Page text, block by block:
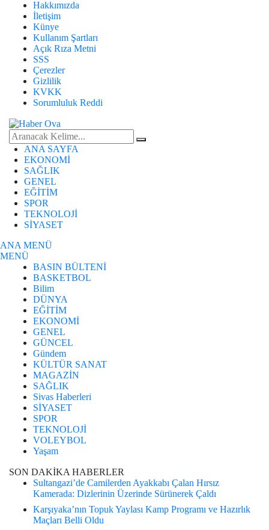
Hakkımızda
İletişim
Künye
Kullanım Şartları
Açık Rıza Metni
SSS
Çerezler
Gizlilik
KVKK
Sorumluluk Reddi
Aranacak Kelime
ANA SAYFA
EKONOMİ
SAĞLIK
GENEL
EĞİTİM
SPOR
TEKNOLOJİ
SİYASET
ANA MENÜ
MENÜ
BASIN BÜLTENİ
BASKETBOL
Bilim
DÜNYA
EĞİTİM
EKONOMİ
GENEL
GÜNCEL
Gündem
KÜLTÜR SANAT
MAGAZİN
SAĞLIK
Sivas Haberleri
SİYASET
SPOR
TEKNOLOJİ
VOLEYBOL
Yaşam
SON DAKİKA HABERLER
Sultangazi’de Camilerden Ayakkabı Çalan Hırsız
Kamerada: Dizlerinin Üzerinde Sürünerek Çaldı
Karşıyaka’nın Topuk Yaylası Kamp Programı ve Hazırlık
Maçları Belli Oldu